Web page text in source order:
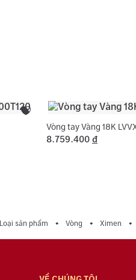
Vòng tay Vàng 18K
8.759.400 đ
Loại sản phẩm Vòng Ximen